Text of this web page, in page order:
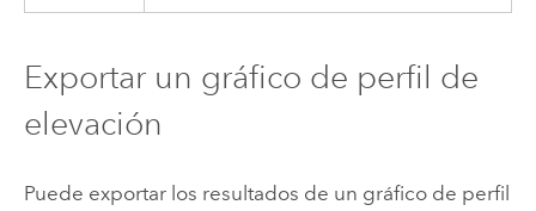
Exportar un gráfico de perfil de
elevación
Puede exportar los resultados de un gráfico de perfil